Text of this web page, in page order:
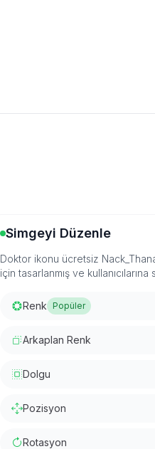
Simgeyi Düzenle
Doktor ikonu ücretsiz
için tasarlanmış ve kullanıcılarına
Renk Popüler
Arkaplan Renk
Dolgu
Pozisyon
Rotasyon